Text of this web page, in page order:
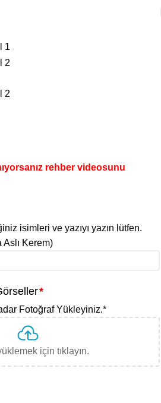
rehber videosunu
isimleri ve yazıyı yazın lütfen.
Aslı Kerem)
*
Fotoğraf Yükleyiniz.*
için tıklayın.